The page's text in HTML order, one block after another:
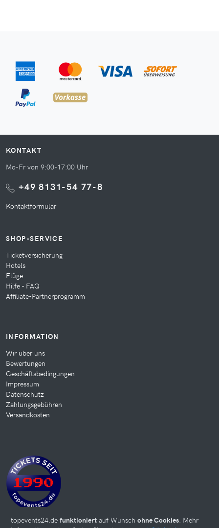
KONTAKT
Mo-Fr von 9:00-17:00 Uhr
+49 8131-54 77-8
Kontaktformular
SHOP-SERVICE
Ticketversicherung
Hotels
Flüge
Hilfe - FAQ
Affiliate-Partnerprogramm
INFORMATION
Wir über uns
Bewertungen
Geschäftsbedingungen
Impressum
Datenschutz
Zahlungsgebühren
Versandkosten
topevents24.de funktioniert auf Wunsch ohne Cookies. Mehr